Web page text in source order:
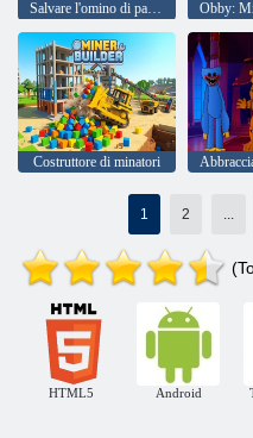
Costruttore di minatori
1 2
HTML5 Android